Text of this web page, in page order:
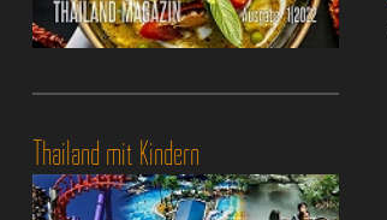
Thailand mit Kindern